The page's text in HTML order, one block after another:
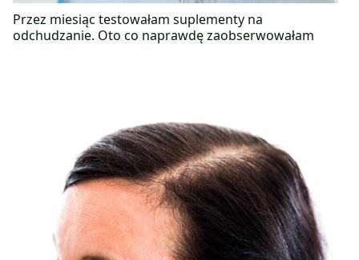
Przez miesiąc testowałam suplementy na
odchudzanie. Oto co naprawdę zaobserwowałam